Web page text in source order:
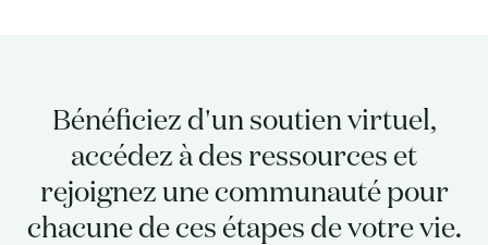
Bénéficiez d'un soutien virtuel,
accédez à des ressources et
rejoignez une communauté pour
chacune de ces étapes de votre vie.